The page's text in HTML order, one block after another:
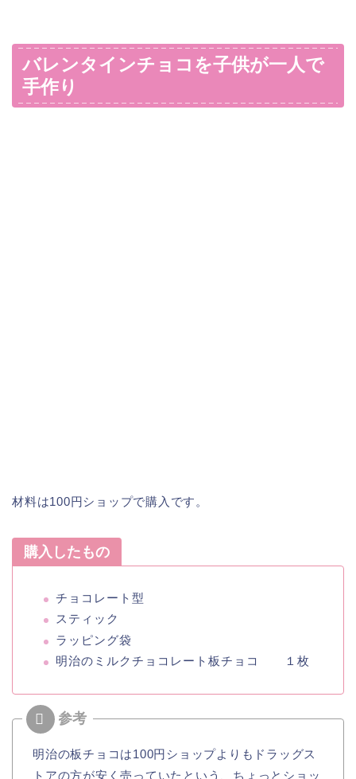
バレンタインチョコを子供が一人で
手作り
材料は100円ショップで購入です。
購入したもの
チョコレート型
スティック
ラッピング袋
明治のミルクチョコレート板チョコ １枚
明治の板チョコは100円ショップよりもドラッグス
トアの方が安く売っていたという、ちょっとショッ